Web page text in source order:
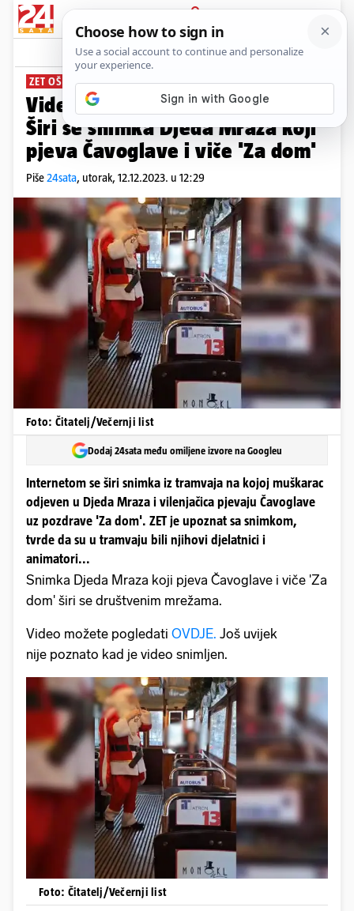
PRIJAVA
News Komentari
ZET OŠTRO REAGIRAO
Video iz zagrebačkog tramvaja:
Širi se snimka Djeda Mraza koji
pjeva Čavoglave i viče 'Za dom'
Piše24sata, utorak, 12.12.2023. u 12:29
Foto: Čitatelj/Večernji list
Dodaj 24sata među omiljene izvore na Googleu
Internetom se širi snimka iz tramvaja na kojoj muškarac
odjeven u Djeda Mraza i vilenjačica pjevaju Čavoglave
uz pozdrave 'Za dom'. ZET je upoznat sa snimkom,
tvrde da su u tramvaju bili njihovi djelatnici i
animatori...
Snimka Djeda Mraza koji pjeva Čavoglave i viče 'Za
dom' širi se društvenim mrežama.
Video možete pogledati OVDJE. Još uvijek
nije poznato kad je video snimljen.
Foto: Čitatelj/Večernji list